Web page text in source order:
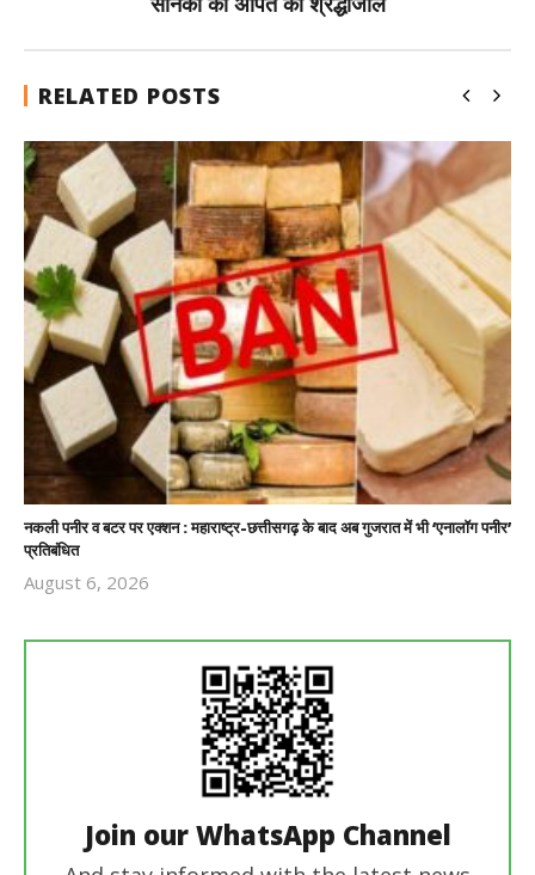
RELATED POSTS
नकली पनीर व बटर पर एक्शन : महाराष्ट्र-छत्तीसगढ़ के बाद अब गुजरात में भी ‘एनालॉग पनीर’
प्रतिबंधित
August 6, 2026
Join our WhatsApp Channel